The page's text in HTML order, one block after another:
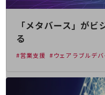
課題・ニーズで探す
課題・ニーズで探すTOP
コミュニケーション・情報共有
「メタバース」が
る
#営業支援 #ウェアラブルデバ